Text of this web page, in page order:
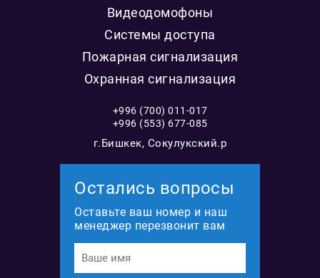
+996 (700) 011-017
+996 (553) 677-085
г.Бишкек, Сокулукский.р
Видеодомофоны
Системы доступа
Пожарная сигнализация
Охранная сигнализация
Остались вопросы
Оставьте ваш номер и наш
менеджер перезвонит вам